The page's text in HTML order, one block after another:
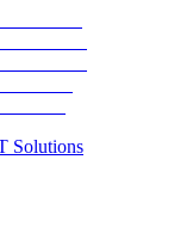
Solutions